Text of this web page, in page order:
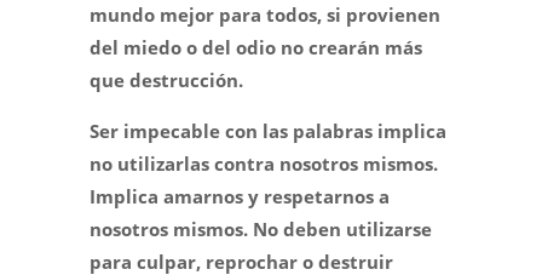
mundo mejor para todos, si provienen
del miedo o del odio no crearán más
que destrucción.
Ser impecable con las palabras implica
no utilizarlas contra nosotros mismos.
Implica amarnos y respetarnos a
nosotros mismos. No deben utilizarse
para culpar, reprochar o destruir